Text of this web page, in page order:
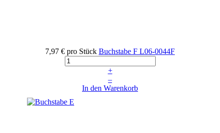
7,97 € pro Stück Buchstabe F L06-0044F
+
–
In den Warenkorb